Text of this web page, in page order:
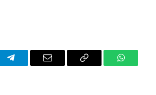
Telegram Email
Copy
WhatsApp